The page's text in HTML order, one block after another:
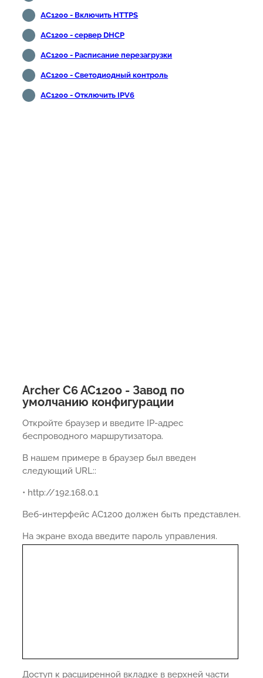
AC1200 - Включить HTTPS
AC1200 - сервер DHCP
AC1200 - Расписание перезагрузки
AC1200 - Светодиодный контроль
AC1200 - Отключить IPV6
Archer C6 AC1200 - Завод по
умолчанию конфигурации
Откройте браузер и введите IP-адрес
беспроводного маршрутизатора.
В нашем примере в браузер был введен
следующий URL::
• http://192.168.0.1
Веб-интерфейс AC1200 должен быть представлен.
На экране входа введите пароль управления.
Доступ к расширенной вкладке в верхней части